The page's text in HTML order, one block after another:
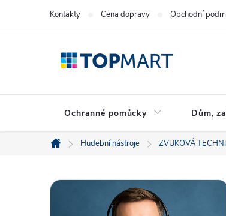
Kontakty Cena dopravy Obchodní
Ochranné pomůcky Dům,
Domů
Hudební nástroje ZVUKOVÁ
P